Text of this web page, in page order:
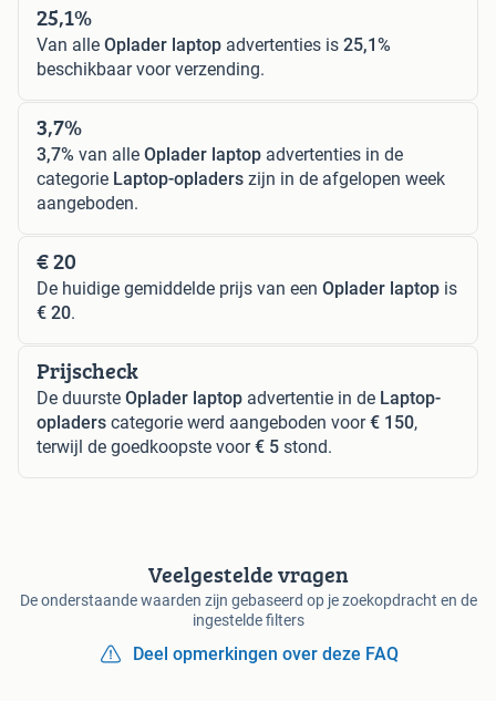
25,1%
Van alle Oplader laptop advertenties is 25,1%
beschikbaar voor verzending.
3,7%
3,7% van alle Oplader laptop advertenties in de
categorie Laptop-opladers zijn in de afgelopen week
aangeboden.
€ 20
De huidige gemiddelde prijs van een Oplader laptop is
€ 20.
Prijscheck
De duurste Oplader laptop advertentie in de Laptop-
opladers categorie werd aangeboden voor€ 150,
terwijl de goedkoopste voor€ 5 stond.
Veelgestelde vragen
De onderstaande waarden zijn gebaseerd op je zoekopdracht en de
ingestelde filters
Deel opmerkingen over deze FAQ